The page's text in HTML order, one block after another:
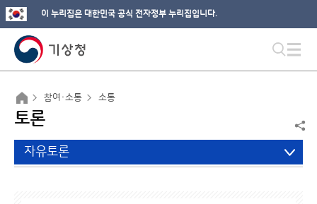
이 누리집은 대한민국 공식 전자정부 누리집입니다.
참여·소통 소통
토론
자유토론